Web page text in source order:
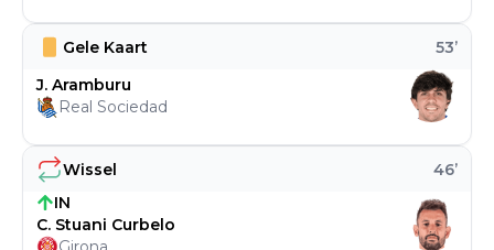
Wissel 46’
IN
C. Stuani Curbelo
Gele Kaart 53’
J. Aramburu
Real Sociedad